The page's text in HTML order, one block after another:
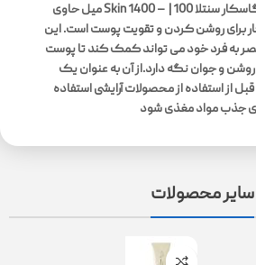
آمپول روشن کننده ماداگاسکار سنتلا Skin 1400 – | 100 میل حاوی
برای روشن کردن و تقویت پوست است. این
به فرد خود می تواند کمک کند تا پوست
و جوان نگه دارد.از آن به عنوان یک
از استفاده از محصولات آرایشی استفاده
جذب مواد مغذی شود
سایر محصولات